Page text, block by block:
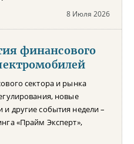
8 Июля 2026
финансового
сектора и рынка
новые
другие события недели –
«Прайм Эксперт»,